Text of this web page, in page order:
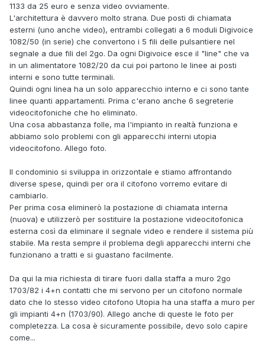
1133 da 25 euro e senza video ovviamente.
L'architettura è davvero molto strana. Due posti di chiamata
esterni (uno anche video), entrambi collegati a 6 moduli Digivoice
1082/50 (in serie) che convertono i 5 fili delle pulsantiere nel
segnale a due fili del 2go. Da ogni Digivoice esce il "line" che va
in un alimentatore 1082/20 da cui poi partono le linee ai posti
interni e sono tutte terminali.
Quindi ogni linea ha un solo apparecchio interno e ci sono tante
linee quanti appartamenti. Prima c'erano anche 6 segreterie
videocitofoniche che ho eliminato.
Una cosa abbastanza folle, ma l'impianto in realtà funziona e
abbiamo solo problemi con gli apparecchi interni utopia
videocitofono. Allego foto.
Il condominio si sviluppa in orizzontale e stiamo affrontando
diverse spese, quindi per ora il citofono vorremo evitare di
cambiarlo.
Per prima cosa eliminerò la postazione di chiamata interna
(nuova) e utilizzerò per sostituire la postazione videocitofonica
esterna così da eliminare il segnale video e rendere il sistema più
stabile. Ma resta sempre il problema degli apparecchi interni che
funzionano a tratti e si guastano facilmente.
Da qui la mia richiesta di tirare fuori dalla staffa a muro 2go
1703/82 i 4+n contatti che mi servono per un citofono normale
dato che lo stesso video citofono Utopia ha una staffa a muro per
gli impianti 4+n (1703/90). Allego anche di queste le foto per
completezza. La cosa è sicuramente possibile, devo solo capire
come...